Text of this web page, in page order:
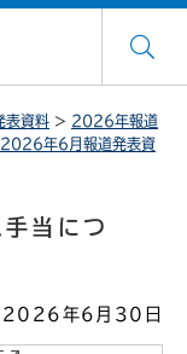
表資料 > 2026年報道
2026年6月報道発表資
当につ
2026年6月30日